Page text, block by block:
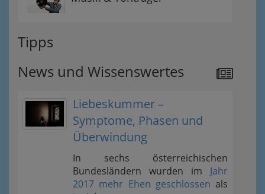
Tipps
News und Wissenswertes
Liebeskummer –
Symptome, Phasen und
Überwindung
In sechs österreichischen
Bundesländern wurden im Jahr
2017 mehr Ehen geschlossen als